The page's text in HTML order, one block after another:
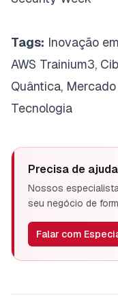
Tags: Inovação
AWS Trainium3,
Quântica,
Tecnologia
Precisa de
Nossos
seu negócio de
Falar com